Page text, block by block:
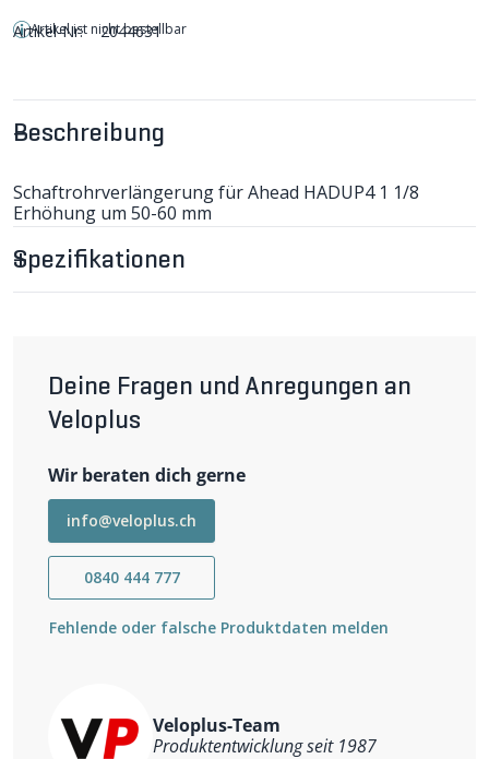
Beschreibung
Schaftrohrverlängerung für Ahead HADUP4 1 1/8
Erhöhung um 50-60 mm
Spezifikationen
Deine Fragen und Anregungen an
Veloplus
Wir beraten dich gerne
info@veloplus.ch
0840 444 777
Fehlende oder falsche Produktdaten melden
Veloplus-Team
Produktentwicklung seit 1987
Artikel ist nicht bestellbar
Artikel-Nr: 2044631